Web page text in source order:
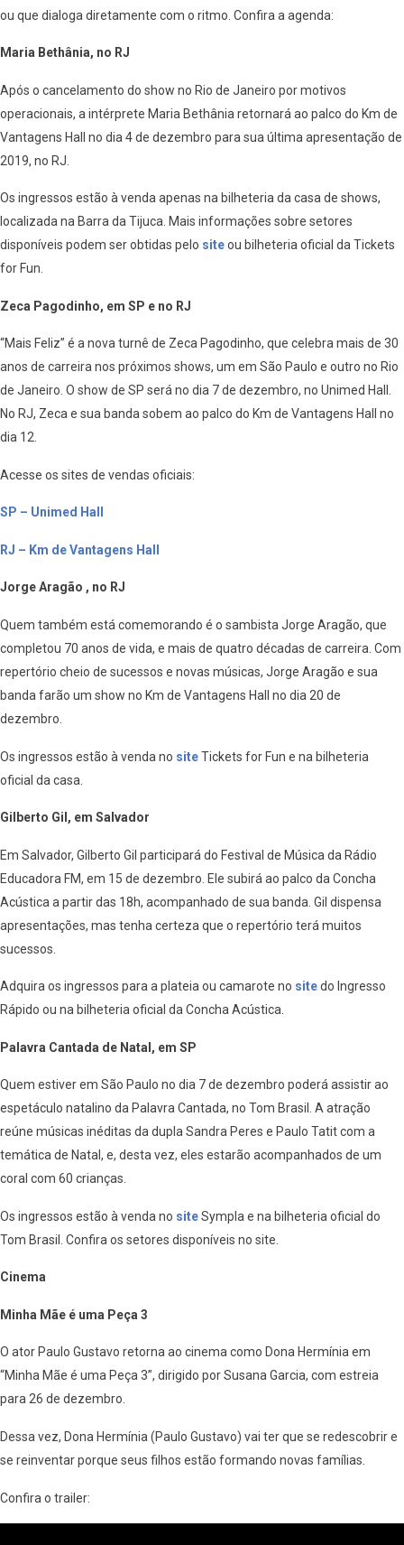
ou que dialoga diretamente com o ritmo. Confira a agenda:
Maria Bethânia, no RJ
Após o cancelamento do show no Rio de Janeiro por motivos
operacionais, a intérprete Maria Bethânia retornará ao palco do Km de
Vantagens Hall no dia 4 de dezembro para sua última apresentação de
2019, no RJ.
Os ingressos estão à venda apenas na bilheteria da casa de shows,
localizada na Barra da Tijuca. Mais informações sobre setores
disponíveis podem ser obtidas pelo siteou bilheteria oficial da Tickets
for Fun.
Zeca Pagodinho, em SP e no RJ
“Mais Feliz” é a nova turnê de Zeca Pagodinho, que celebra mais de 30
anos de carreira nos próximos shows, um em São Paulo e outro no Rio
de Janeiro. O show de SP será no dia 7 de dezembro, no Unimed Hall.
No RJ, Zeca e sua banda sobem ao palco do Km de Vantagens Hall no
dia 12.
Acesse os sites de vendas oficiais:
SP – Unimed Hall
RJ – Km de Vantagens Hall
Jorge Aragão , no RJ
Quem também está comemorando é o sambista Jorge Aragão, que
completou 70 anos de vida, e mais de quatro décadas de carreira. Com
repertório cheio de sucessos e novas músicas, Jorge Aragão e sua
banda farão um show no Km de Vantagens Hall no dia 20 de
dezembro.
Os ingressos estão à venda no siteTickets for Fun e na bilheteria
oficial da casa.
Gilberto Gil, em Salvador
Em Salvador, Gilberto Gil participará do Festival de Música da Rádio
Educadora FM, em 15 de dezembro. Ele subirá ao palco da Concha
Acústica a partir das 18h, acompanhado de sua banda. Gil dispensa
apresentações, mas tenha certeza que o repertório terá muitos
sucessos.
Adquira os ingressos para a plateia ou camarote no sitedo Ingresso
Rápido ou na bilheteria oficial da Concha Acústica.
Palavra Cantada de Natal, em SP
Quem estiver em São Paulo no dia 7 de dezembro poderá assistir ao
espetáculo natalino da Palavra Cantada, no Tom Brasil. A atração
reúne músicas inéditas da dupla Sandra Peres e Paulo Tatit com a
temática de Natal, e, desta vez, eles estarão acompanhados de um
coral com 60 crianças.
Os ingressos estão à venda no siteSympla e na bilheteria oficial do
Tom Brasil. Confira os setores disponíveis no site.
Cinema
Minha Mãe é uma Peça 3
O ator Paulo Gustavo retorna ao cinema como Dona Hermínia em
“Minha Mãe é uma Peça 3”, dirigido por Susana Garcia, com estreia
para 26 de dezembro.
Dessa vez, Dona Hermínia (Paulo Gustavo) vai ter que se redescobrir e
se reinventar porque seus filhos estão formando novas famílias.
Confira o trailer: